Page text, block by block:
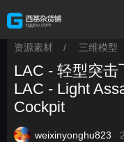
资源素材 / 三维模型
LAC - 轻型突
LAC - Light
Cockpit
weixinyonghu823